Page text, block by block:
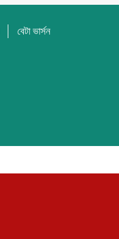
বেটা ভার্সন